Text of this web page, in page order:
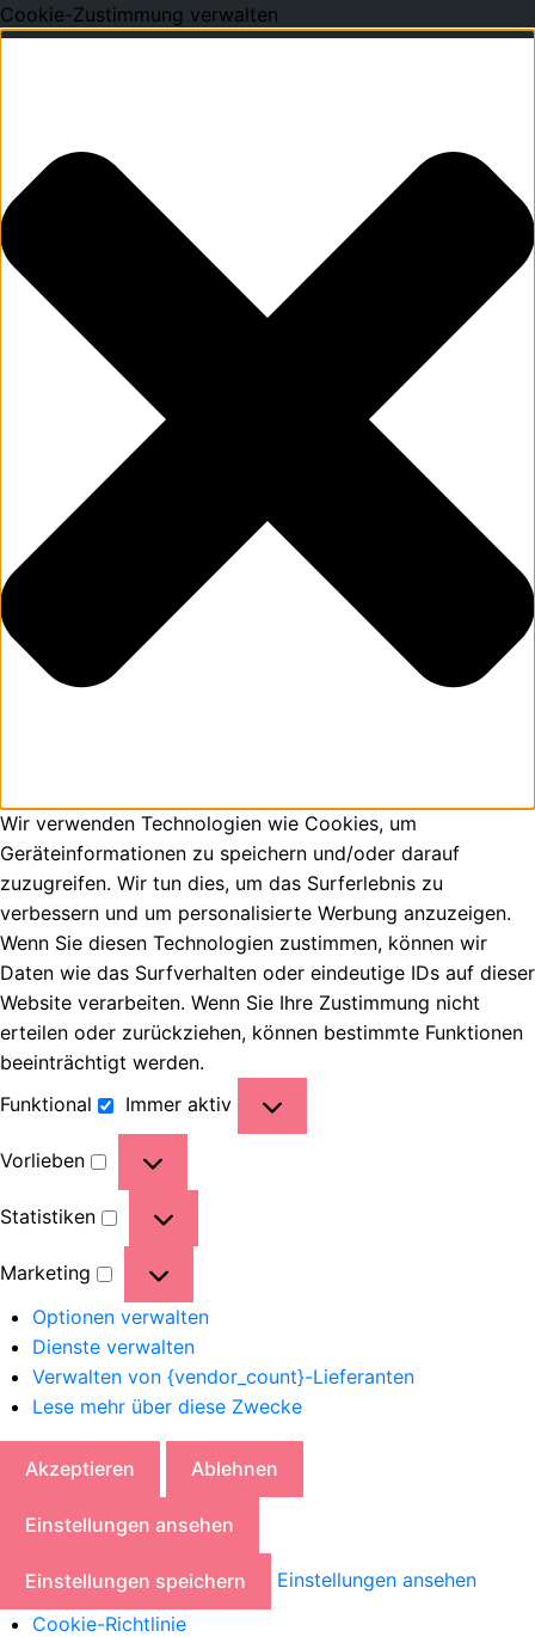
Cookie-Zustimmung verwalten
Wir verwenden Technologien wie Cookies, um
Geräteinformationen zu speichern und/oder darauf
zuzugreifen. Wir tun dies, um das Surferlebnis zu
verbessern und um personalisierte Werbung anzuzeigen.
Wenn Sie diesen Technologien zustimmen, können wir
Daten wie das Surfverhalten oder eindeutige IDs auf dieser
Website verarbeiten. Wenn Sie Ihre Zustimmung nicht
erteilen oder zurückziehen, können bestimmte Funktionen
beeinträchtigt werden.
Funktional
Immer aktiv
Vorlieben
Statistiken
Marketing
Optionen verwalten
Dienste verwalten
Verwalten von {vendor_count}-Lieferanten
Lese mehr über diese Zwecke
Akzeptieren Ablehnen
Einstellungen ansehen
Einstellungen speichern
Einstellungen ansehen
Cookie-Richtlinie